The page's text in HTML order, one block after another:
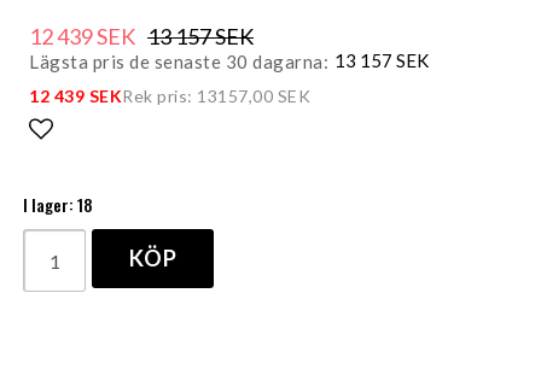
13 157 SEK
12 439 SEK
Lägsta pris de senaste 30 dagarna 13 157 SEK
12 439 SEKRek pris: 13157,00 SEK
I lager: 18
KÖP